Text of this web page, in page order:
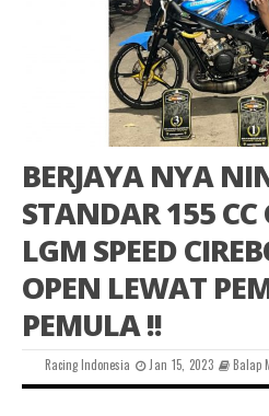
BERJAYA NYA
STANDAR 155
LGM SPEED
OPEN LEWAT
PEMULA !!
Racing Indonesia Jan 15, 2023 Balap